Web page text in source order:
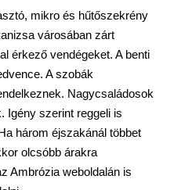
mikro és hűtőszekrény
városában zárt
érkező vendégeket. A benti
A szobák
Nagycsaládosok
Igény szerint reggeli is
három éjszakánál többet
olcsóbb árakra
Ambrózia weboldalán is